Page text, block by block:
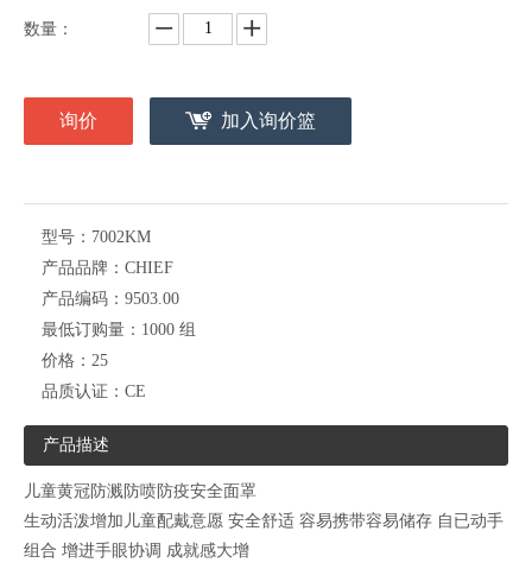
数量：
询价 加入询价篮
型号： 7002KM
产品品牌： CHIEF
产品编码： 9503.00
最低订购量： 1000 组
价格： 25
品质认证： CE
产品描述
儿童黄冠防溅防喷防疫安全面罩
生动活泼增加儿童配戴意愿 安全舒适 容易携带容易储存 自已动手
组合 增进手眼协调 成就感大增